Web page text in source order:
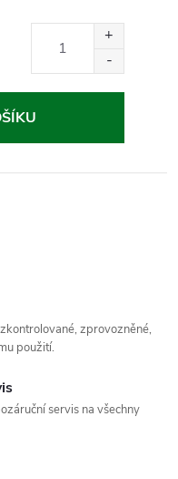
zprovozněné,
použití.
servis na všechny